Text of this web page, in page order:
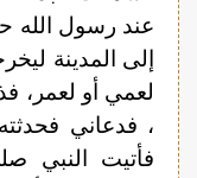
عند رسول الله
إلى المدينة
لعمي أو لعمر،
، فدعاني
فأتيت النبي